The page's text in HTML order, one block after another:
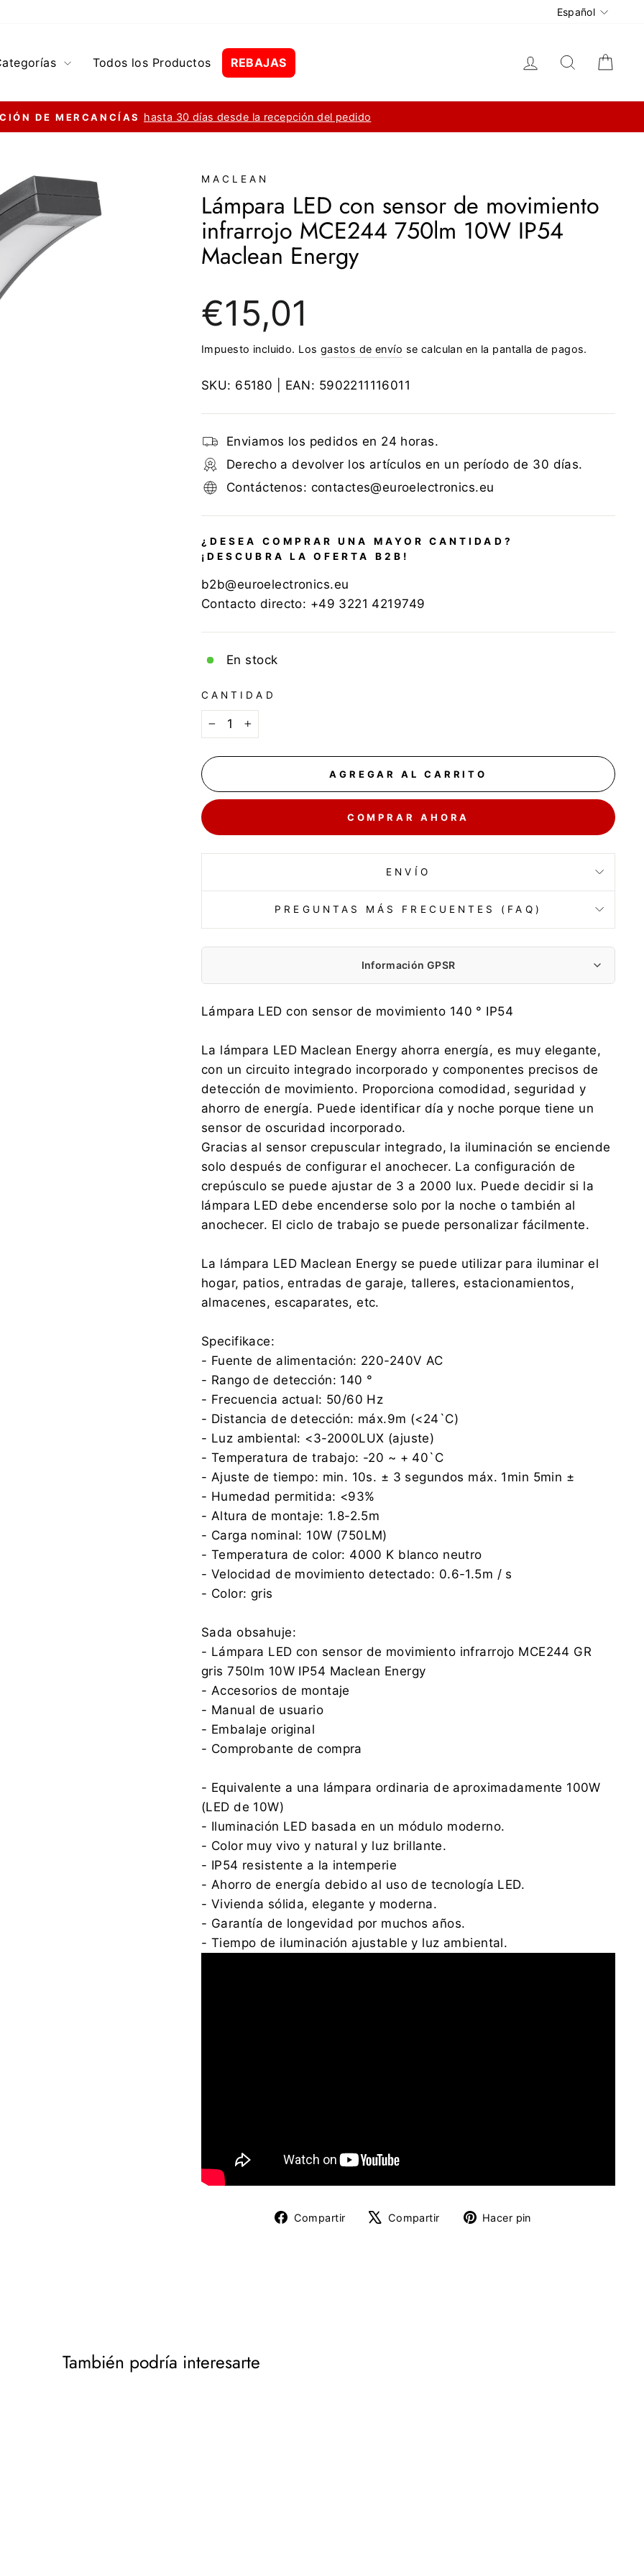
Idioma
Español
Todos los Productos REBAJAS Ingresar Buscar
diapositivas
DE MERCANCÍAS hasta 30 días desde la recepción del pedido
MACLEAN
Lámpara LED con sensor de movimiento
infrarrojo MCE244 750lm 10W IP54
Maclean Energy
regular
€15,01
Impuesto incluido. Los gastos de envío se calculan en la pantalla de pagos.
SKU: 65180 | EAN: 5902211116011
Enviamos los pedidos en 24 horas.
Derecho a devolver los artículos en un período de 30 días.
Contáctenos: contactes@euroelectronics.eu
¿DESEA COMPRAR UNA MAYOR CANTIDAD?
¡DESCUBRA LA OFERTA B2B!
b2b@euroelectronics.eu
Contacto directo: +49 3221 4219749
En stock
CANTIDAD
AGREGAR AL CARRITO
COMPRAR AHORA
ENVÍO
PREGUNTAS MÁS FRECUENTES (FAQ)
Información GPSR
Fabricante:
Centrumelektroniki.EU Sp. z o.o.
Korfantego 7, 42-600 Tarnowskie Góry
+48 32 284 72 22
Importador:
Centrumelektroniki.EU Sp. z o.o.
Korfantego 7, 42-600 Tarnowskie Góry
contact@centrumelektroniki.pl
+48 32 284 72 22
Lámpara LED con sensor de movimiento 140 ° IP54
La lámpara LED Maclean Energy ahorra energía, es muy elegante,
con un circuito integrado incorporado y componentes precisos de
detección de movimiento. Proporciona comodidad, seguridad y
ahorro de energía. Puede identificar día y noche porque tiene un
sensor de oscuridad incorporado.
Gracias al sensor crepuscular integrado, la iluminación se enciende
solo después de configurar el anochecer. La configuración de
crepúsculo se puede ajustar de 3 a 2000 lux. Puede decidir si la
lámpara LED debe encenderse solo por la noche o también al
anochecer. El ciclo de trabajo se puede personalizar fácilmente.
La lámpara LED Maclean Energy se puede utilizar para iluminar el
hogar, patios, entradas de garaje, talleres, estacionamientos,
almacenes, escaparates, etc.
Specifikace:
- Fuente de alimentación: 220-240V AC
- Rango de detección: 140 °
- Frecuencia actual: 50/60 Hz
- Distancia de detección: máx.9m (<24`C)
- Luz ambiental: <3-2000LUX (ajuste)
- Temperatura de trabajo: -20 ~ + 40`C
- Ajuste de tiempo: min. 10s. ± 3 segundos máx. 1min 5min ±
- Humedad permitida: <93%
- Altura de montaje: 1.8-2.5m
- Carga nominal: 10W (750LM)
- Temperatura de color: 4000 K blanco neutro
- Velocidad de movimiento detectado: 0.6-1.5m / s
- Color: gris
Sada obsahuje:
- Lámpara LED con sensor de movimiento infrarrojo MCE244 GR
gris 750lm 10W IP54 Maclean Energy
- Accesorios de montaje
- Manual de usuario
- Embalaje original
- Comprobante de compra
- Equivalente a una lámpara ordinaria de aproximadamente 100W
(LED de 10W)
- Iluminación LED basada en un módulo moderno.
- Color muy vivo y natural y luz brillante.
- IP54 resistente a la intemperie
- Ahorro de energía debido al uso de tecnología LED.
- Vivienda sólida, elegante y moderna.
- Garantía de longevidad por muchos años.
- Tiempo de iluminación ajustable y luz ambiental.
Compartir
Compartir
Compartir
TuitearHacer pin
También podría interesarte